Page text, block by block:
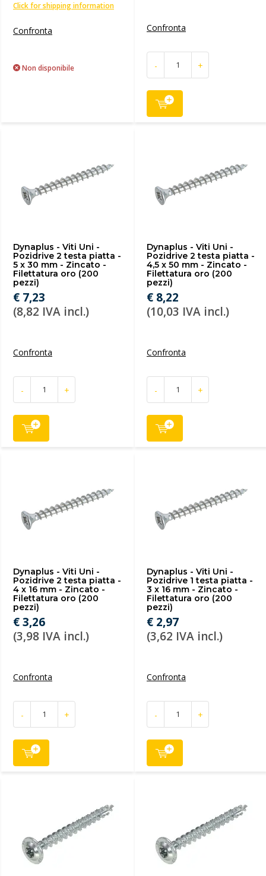
Click for shipping information
Confronta
Non disponibile
Confronta
- +
Dynaplus - Viti Uni -
Pozidrive 2 testa piatta -
5 x 30 mm - Zincato -
Filettatura oro (200
pezzi)
€ 7,23
(8,82 IVA incl.)
Confronta
- +
Dynaplus - Viti Uni -
Pozidrive 2 testa piatta -
4,5 x 50 mm - Zincato -
Filettatura oro (200
pezzi)
€ 8,22
(10,03 IVA incl.)
Confronta
- +
Dynaplus - Viti Uni -
Pozidrive 2 testa piatta -
4 x 16 mm - Zincato -
Filettatura oro (200
pezzi)
€ 3,26
(3,98 IVA incl.)
Confronta
- +
Dynaplus - Viti Uni -
Pozidrive 1 testa piatta -
3 x 16 mm - Zincato -
Filettatura oro (200
pezzi)
€ 2,97
(3,62 IVA incl.)
Confronta
- +